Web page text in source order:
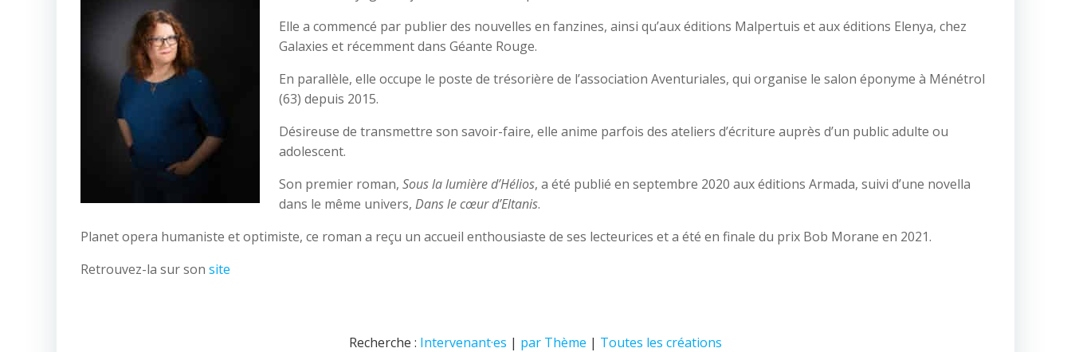
Elle a commencé par publier des nouvelles en fanzines, ainsi qu’aux éditions Malpertuis et aux éditions Elenya, chez
Galaxies et récemment dans Géante Rouge.
En parallèle, elle occupe le poste de trésorière de l’association Aventuriales, qui organise le salon éponyme à Ménétrol
(63) depuis 2015.
Désireuse de transmettre son savoir-faire, elle anime parfois des ateliers d’écriture auprès d’un public adulte ou
adolescent.
Son premier roman, Sous la lumière d’Hélios, a été publié en septembre 2020 aux éditions Armada, suivi d’une novella
dans le même univers, Dans le cœur d’Eltanis.
Planet opera humaniste et optimiste, ce roman a reçu un accueil enthousiaste de ses lecteurices et a été en finale du prix Bob Morane en 2021.
Retrouvez-la sur son site
Recherche : Intervenant·es | par Thème | Toutes les créations